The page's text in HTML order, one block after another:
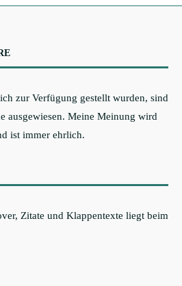
zur Verfügung gestellt wurden, sind
ausgewiesen. Meine Meinung wird
ist immer ehrlich.
Zitate und Klappentexte liegt beim